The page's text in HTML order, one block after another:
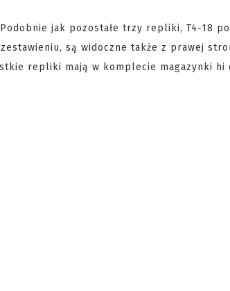
jak pozostałe trzy repliki, T4-18
są widoczne także z prawej
repliki mają w komplecie magazynki hi